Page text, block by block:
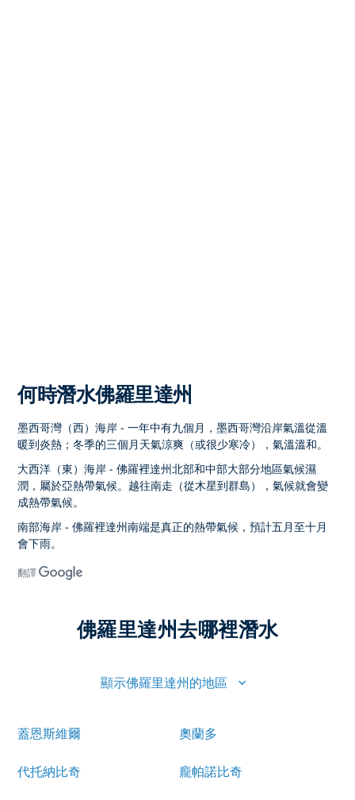
何時潛水佛羅里達州
墨西哥灣（西）海岸 - 一年中有九個月，墨西哥灣沿岸氣溫從溫
暖到炎熱；冬季的三個月天氣涼爽（或很少寒冷），氣溫溫和。
大西洋（東）海岸 - 佛羅裡達州北部和中部大部分地區氣候濕
潤，屬於亞熱帶氣候。越往南走（從木星到群島），氣候就會變
成熱帶氣候。
南部海岸 - 佛羅裡達州南端是真正的熱帶氣候，預計五月至十月
會下雨。
翻譯
佛羅里達州去哪裡潛水
顯示佛羅里達州的地區
蓋恩斯維爾 奧蘭多
代托納比奇 龐帕諾比奇